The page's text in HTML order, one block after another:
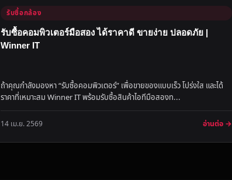
รับซื้อกล้อง
รับซื้อคอมพิวเตอร์มือสอง ได้ราคาดี ขายง่าย ปลอดภัย |
Winner IT
ถ้าคุณกำลังมองหา “รับซื้อคอมพิวเตอร์” เพื่อขายของแบบเร็ว โปร่งใส และได้
ราคาที่เหมาะสม Winner IT พร้อมรับซื้อสินค้าไอทีมือสองท...
14 เม.ย. 2569 อ่านต่อ →